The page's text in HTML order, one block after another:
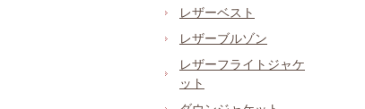
レザーベスト
レザーブルゾン
レザーフライトジャケ
ット